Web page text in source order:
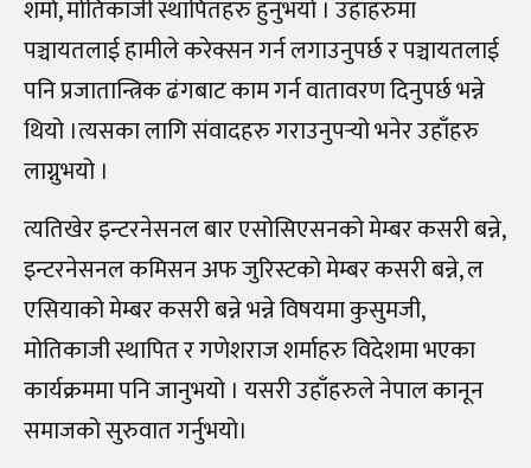
शर्मा, मोतिकाजी स्थापितहरु हुनुभयो । उहाँहरुमा
पञ्चायतलाई हामीले करेक्सन गर्न लगाउनुपर्छ र पञ्चायतलाई
पनि प्रजातान्त्रिक ढंगबाट काम गर्न वातावरण दिनुपर्छ भन्ने
थियो ।त्यसका लागि संवादहरु गराउनुपर्‍यो भनेर उहाँहरु
लाग्नुभयो ।
त्यतिखेर इन्टरनेसनल बार एसोसिएसनको मेम्बर कसरी बन्ने,
इन्टरनेसनल कमिसन अफ जुरिस्टको मेम्बर कसरी बन्ने, ल
एसियाको मेम्बर कसरी बन्ने भन्ने विषयमा कुसुमजी,
मोतिकाजी स्थापित र गणेशराज शर्माहरु विदेशमा भएका
कार्यक्रममा पनि जानुभयो । यसरी उहाँहरुले नेपाल कानून
समाजको सुरुवात गर्नुभयो।